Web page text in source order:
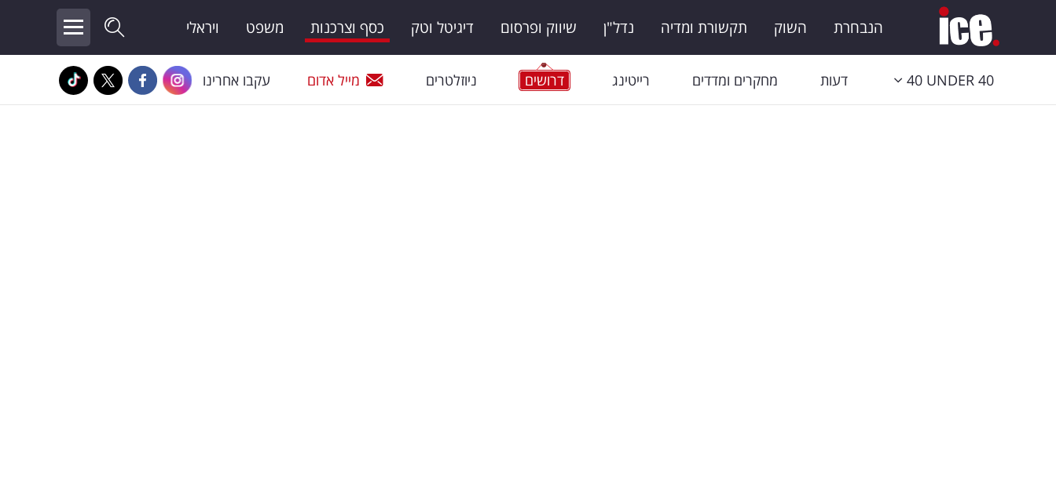
הנבחרת השוק תקשורת ומדיה נדל"ן שיווק ופרסום דיגיטל וטק כסף וצרכנות משפט ויראלי
40 UNDER 40 דעות מחקרים ומדדים רייטינג דרושים ניוזלטרים מייל אדום עקבו אחרינו